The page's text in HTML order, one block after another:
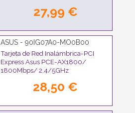
27,99 €
ASUS - 90IG07A0-MO0B00
Tarjeta de Red Inalámbrica-PCI
Express Asus PCE-AX1800/
1800Mbps/ 2.4/5GHz
28,50 €